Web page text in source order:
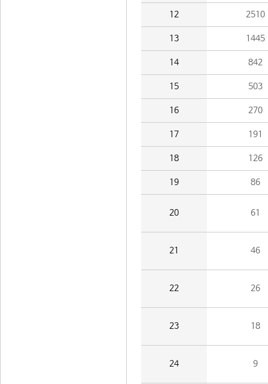
12 2510
13 1445
14 842
15 503
16 270
17 191
18 126
19 86
20 61
21 46
22 26
23 18
24 9